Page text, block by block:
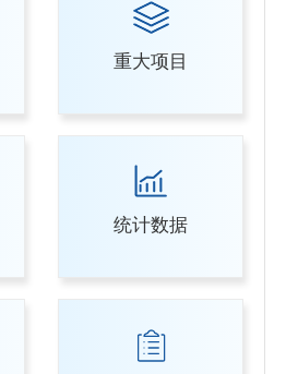
重大项目
统计数据